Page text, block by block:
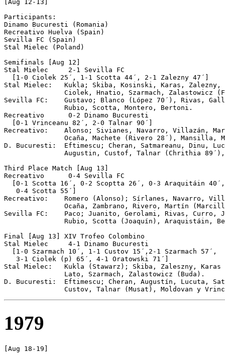
[Aug 12-13]
Participants:
Dinamo Bucuresti (Romania)
Recreativo Huelva (Spain)
Sevilla FC (Spain)
Stal Mielec (Poland)
Semifinals [Aug 12]
Stal Mielec	2-1 Sevilla FC
  [1-0 Ciolek 25´, 1-1 Scotta 44´, 2-1 Zalezny 47´]
Stal Mielec:   Kukla; Skiba, Kosinski, Karas, Zalezny,
Ciolek, Hnatio, Szarmach, Zalastowicz
Sevilla FC:    Gustavo; Blanco (López 70´), Rivas,
               Rubio, Scotta, Montero, Bertoni.
Recreativo	0-2 Dinamo Bucuresti
  [0-1 Vrinceanu 82´, 2-0 Talnar 90´]
Recreativo:    Alonso; Sivianes, Navarro, Villazán,
Ocaña, Machete (Rivero 28´), Mansilla,
D. Bucuresti:  Eftimescu; Cheran, Satmareanu, Dinu,
Augustin, Custof, Talnar (Chrithia
Third Place Match [Aug 13]
Recreativo	0-4 Sevilla FC
[0-1 Scotta 16´, 0-2 Scoptta 26´, 0-3 Araquitáin
   0-4 Scotta 55´]
Recreativo:    Romero (Alonso); Sírlanes, Navarro,
Ocaña, Zambrano, Rivero, Martín
Sevilla FC:    Paco; Juanito, Gerolami, Rivas, Curro,
Rubio, Scotta (Joaquín), Araquistáin,
Final [Aug 13] XIV Trofeo Colombino
Stal Mielec	4-1 Dinamo Bucuresti
  [1-0 Szarmach 10´, 1-1 Custov 15´,2-1 Szarmach 57´,
   3-1 Ciolek (p) 65´, 4-1 Oratowski 71´]
Stal Mielec:   Kukla (Stawarz); Skiba, Zaleszny,
               Lato, Szarmach, Zalastowicz (Buda).
D. Bucuresti:  Eftimescu; Cheran, Augustín, Lucuta,
1979
[Aug 18-19]